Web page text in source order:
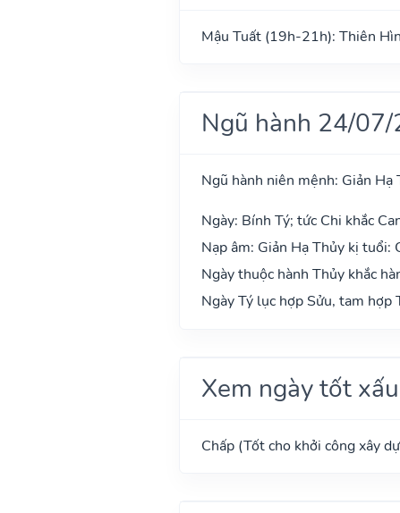
Mậu Tuất (19h-21h): Thiên
Ngũ hành 24/
Ngũ hành niên mệnh: Giản Hạ
Ngày: Bính Tý; tức Chi khắc
Nạp âm: Giản Hạ Thủy kị tuổi:
Ngày thuộc hành Thủy khắc
Ngày Tý lục hợp Sửu, tam hợp
Xem ngày tốt
Chấp (Tốt cho khởi công xây